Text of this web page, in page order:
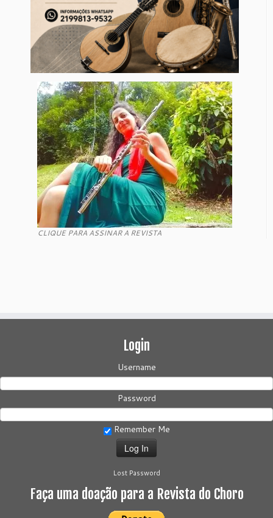
CLIQUE PARA ASSINAR A REVISTA
Login
Username
Password
Remember Me
Lost Password
Faça uma doação para a Revista do Choro